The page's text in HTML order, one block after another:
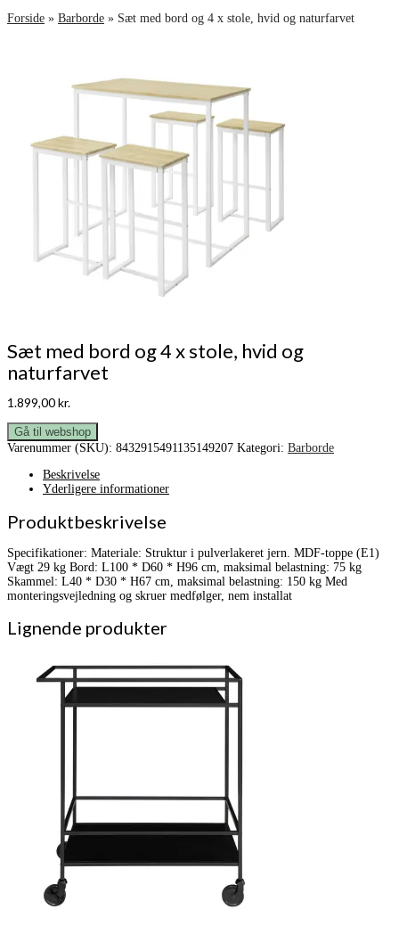
Forside » Barborde » Sæt med bord og 4 x stole, hvid og naturfarvet
Sæt med bord og 4 x stole, hvid og
naturfarvet
1.899,00kr.
Gå til webshop
Varenummer (SKU): 8432915491135149207 Kategori: Barborde
Beskrivelse
Yderligere informationer
Produktbeskrivelse
Specifikationer: Materiale: Struktur i pulverlakeret jern. MDF-toppe (E1)
Vægt 29 kg Bord: L100 * D60 * H96 cm, maksimal belastning: 75 kg
Skammel: L40 * D30 * H67 cm, maksimal belastning: 150 kg Med
monteringsvejledning og skruer medfølger, nem installat
Lignende produkter